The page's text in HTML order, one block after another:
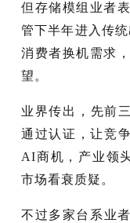
但存储模组业者
管下半年进入传
消费者换机需求
望。
业界传出，先前
通过认证，让竞
AI商机，产业领
市场看衰质疑。
不过多家台系业